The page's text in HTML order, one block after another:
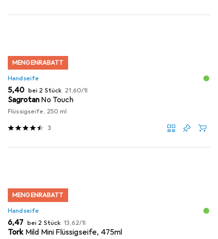
MENGENRABATT
Handseife
EUR
5,40 bei 2 Stück EUR
21,60/1l
Sagrotan No Touch
Flüssigseife, 250 ml
3
MENGENRABATT
Handseife
EUR
6,47 bei 2 Stück EUR
13,62/1l
Tork Mild Mini Flüssigseife, 475ml